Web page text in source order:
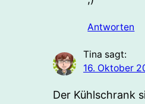
Antworten
Tina sagt:
16. Oktober
Der Kühlschrank